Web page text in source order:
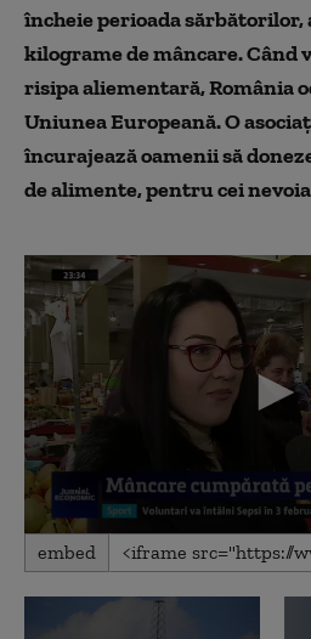
încheie perioada
kilograme de mâncare. Când
risipa aliementară, România
Uniunea Europeană. O
încurajează oamenii să
de alimente, pentru cei
0
seconds
3
minutes,
embed